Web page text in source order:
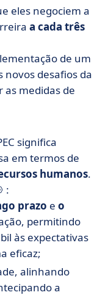
eles negociem a
a cada três
de um
novos desafios da
medidas de
significa
em termos de
humanos.
:
prazo e o
permitindo
às expectativas
eficaz;
alinhando
a